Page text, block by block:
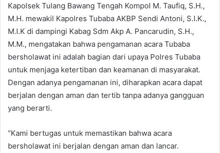
Kapolsek Tulang Bawang Tengah Kompol M. Taufiq, S.H.,
M.H. mewakil Kapolres Tubaba AKBP Sendi Antoni, S.I.K.,
M.I.K di dampingi Kabag Sdm Akp A. Pancarudin, S.H.,
M.M., mengatakan bahwa pengamanan acara Tubaba
bersholawat ini adalah bagian dari upaya Polres Tubaba
untuk menjaga ketertiban dan keamanan di masyarakat.
Dengan adanya pengamanan ini, diharapkan acara dapat
berjalan dengan aman dan tertib tanpa adanya gangguan
yang berarti.
“Kami bertugas untuk memastikan bahwa acara
bersholawat ini berjalan dengan aman dan lancar.